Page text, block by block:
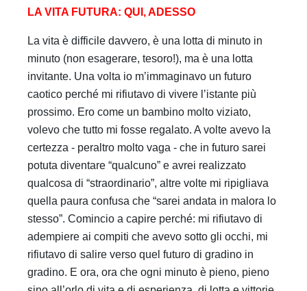
LA VITA FUTURA: QUI, ADESSO
La vita è difficile davvero, è una lotta di minuto in
minuto (non esagerare, tesoro!), ma è una lotta
invitante. Una volta io m’immaginavo un futuro
caotico perché mi rifiutavo di vivere l’istante più
prossimo. Ero come un bambino molto viziato,
volevo che tutto mi fosse regalato. A volte avevo la
certezza - peraltro molto vaga - che in futuro sarei
potuta diventare “qualcuno” e avrei realizzato
qualcosa di “straordinario”, altre volte mi ripigliava
quella paura confusa che “sarei andata in malora lo
stesso”. Comincio a capire perché: mi rifiutavo di
adempiere ai compiti che avevo sotto gli occhi, mi
rifiutavo di salire verso quel futuro di gradino in
gradino. E ora, ora che ogni minuto è pieno, pieno